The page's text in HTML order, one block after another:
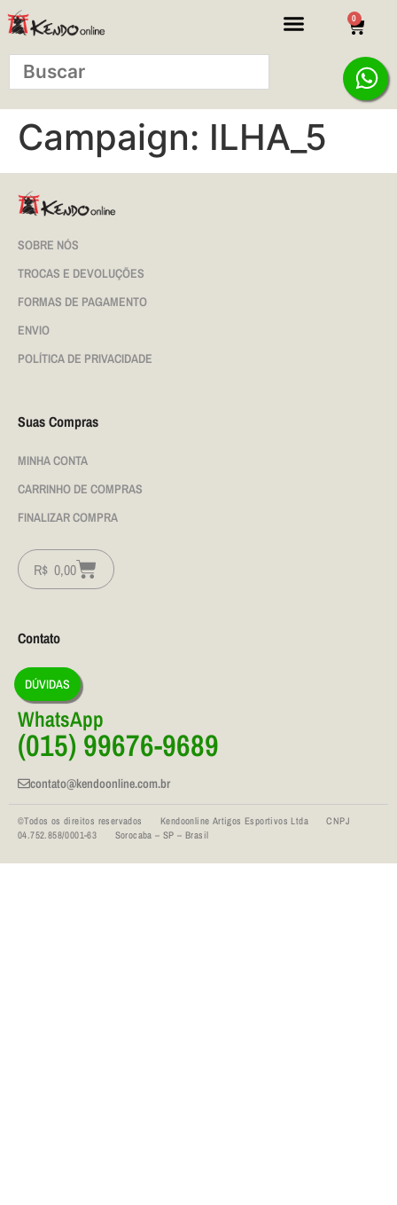
0
Campaign: ILHA_5
SOBRE NÓS
TROCAS E DEVOLUÇÕES
FORMAS DE PAGAMENTO
ENVIO
POLÍTICA DE PRIVACIDADE
Suas Compras
MINHA CONTA
CARRINHO DE COMPRAS
FINALIZAR COMPRA
R$ 0,00
Contato
DÚVIDAS
WhatsApp
(015) 99676-9689
contato@kendoonline.com.br
©Todos os direitos reservados Kendoonline Artigos Esportivos Ltda CNPJ
04.752.858/0001-63 Sorocaba – SP – Brasil